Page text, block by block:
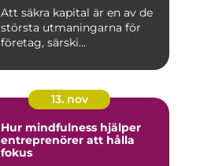
Att säkra kapital är en av de
största utmaningarna för
företag, särski...
13. nov
Hur mindfulness hjälper
entreprenörer att hålla
fokus